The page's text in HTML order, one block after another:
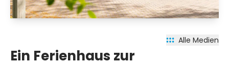
Alle Medien
Ein Ferienhaus zur